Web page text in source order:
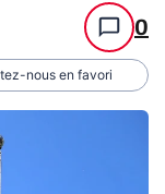
0
nous en favori